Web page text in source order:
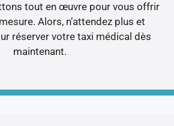
tout en œuvre pour vous offrir
Alors, n’attendez plus et
réserver votre taxi médical dès
maintenant.